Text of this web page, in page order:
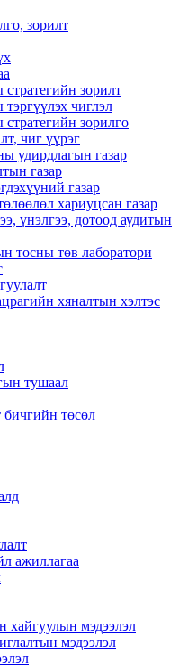
зорилт
зорилт
чиглэл
зорилго
чиг үүрэг
удирдлагын газар
газар
газар
хариуцсан газар
үнэлгээ, дотоод аудитын
тосны төв лаборатори
хяналтын хэлтэс
тушаал
бичгийн төсөл
ажиллагаа
хайгуулын мэдээлэл
мэдээлэл